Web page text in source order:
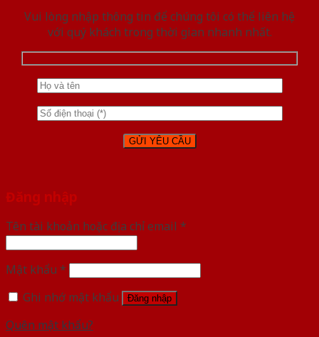
Vui lòng nhập thông tin để chúng tôi có thể liên hệ
với quý khách trong thời gian nhanh nhất.
Đăng nhập
Tên tài khoản hoặc địa chỉ email *
Mật khẩu *
Ghi nhớ mật khẩu
Đăng nhập
Quên mật khẩu?